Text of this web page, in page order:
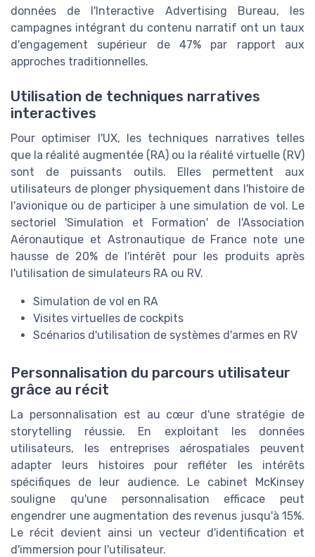
données de l'Interactive Advertising Bureau, les
campagnes intégrant du contenu narratif ont un taux
d'engagement supérieur de 47% par rapport aux
approches traditionnelles.
Utilisation de techniques narratives
interactives
Pour optimiser l'UX, les techniques narratives telles
que la réalité augmentée (RA) ou la réalité virtuelle (RV)
sont de puissants outils. Elles permettent aux
utilisateurs de plonger physiquement dans l'histoire de
l'avionique ou de participer à une simulation de vol. Le
sectoriel 'Simulation et Formation' de l'Association
Aéronautique et Astronautique de France note une
hausse de 20% de l'intérêt pour les produits après
l'utilisation de simulateurs RA ou RV.
Simulation de vol en RA
Visites virtuelles de cockpits
Scénarios d'utilisation de systèmes d'armes en RV
Personnalisation du parcours utilisateur
grâce au récit
La personnalisation est au cœur d'une stratégie de
storytelling réussie. En exploitant les données
utilisateurs, les entreprises aérospatiales peuvent
adapter leurs histoires pour refléter les intérêts
spécifiques de leur audience. Le cabinet McKinsey
souligne qu'une personnalisation efficace peut
engendrer une augmentation des revenus jusqu'à 15%.
Le récit devient ainsi un vecteur d'identification et
d'immersion pour l'utilisateur.